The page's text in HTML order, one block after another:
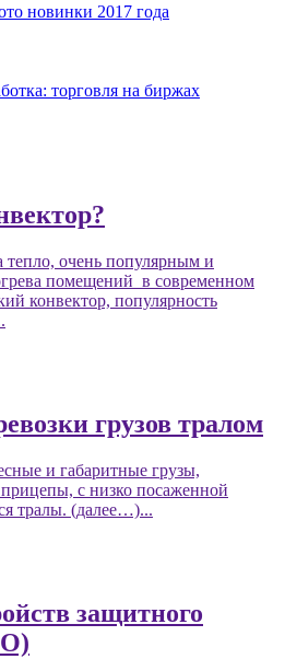
новинки 2017 года
торговля на биржах
очень популярным и
помещений в современном
конвектор, популярность
грузов тралом
и габаритные грузы,
с низко посаженной
тралы. (далее…)...
защитного